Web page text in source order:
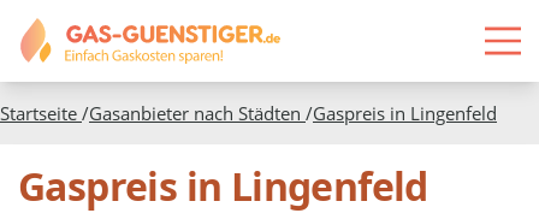
Startseite /Gasanbieter nach Städten /Gaspreis in Lingenfeld
Gaspreis in Lingenfeld